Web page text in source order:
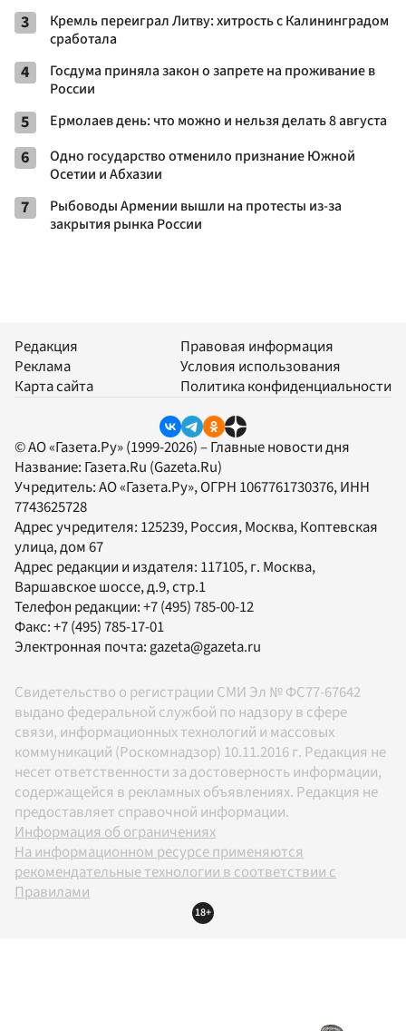
3
Кремль переиграл Литву: хитрость с Калининградом
сработала
4
Госдума приняла закон о запрете на проживание в
России
5 Ермолаев день: что можно и нельзя делать 8 августа
6
Одно государство отменило признание Южной
Осетии и Абхазии
7
Рыбоводы Армении вышли на протесты из-за
закрытия рынка России
Редакция
Реклама
Карта сайта
Правовая информация
Условия использования
Политика конфиденциальности
© АО «Газета.Ру» (1999-2026) – Главные новости дня
Название: Газета.Ru (Gazeta.Ru)
Учредитель:АО «Газета.Ру», ОГРН 1067761730376, ИНН
7743625728
Адрес учредителя: 125239, Россия, Москва, Коптевская
улица, дом 67
Адрес редакции и издателя: 117105, г. Москва,
Варшавское шоссе, д.9, стр.1
Телефон редакции:+7 (495) 785-00-12
Факс:+7 (495) 785-17-01
Электронная почта: gazeta@gazeta.ru
Свидетельство о регистрации СМИ Эл № ФС77-67642
выдано федеральной службой по надзору в сфере
связи, информационных технологий и массовых
коммуникаций (Роскомнадзор) 10.11.2016 г. Редакция не
несет ответственности за достоверность информации,
содержащейся в рекламных объявлениях. Редакция не
предоставляет справочной информации.
Информация об ограничениях
На информационном ресурсе применяются
рекомендательные технологии в соответствии с
Правилами
18+